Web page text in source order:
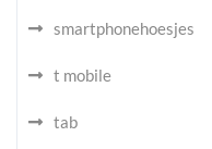
smartphonehoesjes
t mobile
tab